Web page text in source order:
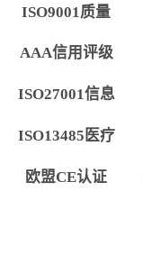
ISO9001质量
AAA信用评级
ISO27001信息
ISO13485医疗
欧盟CE认证